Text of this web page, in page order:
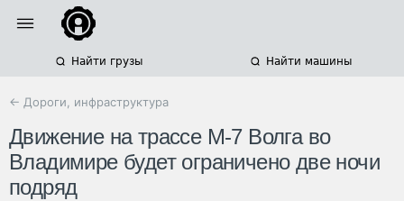
Найти грузы Найти машины
← Дороги, инфраструктура
Движение на трассе М-7 Волга во
Владимире будет ограничено две ночи
подряд